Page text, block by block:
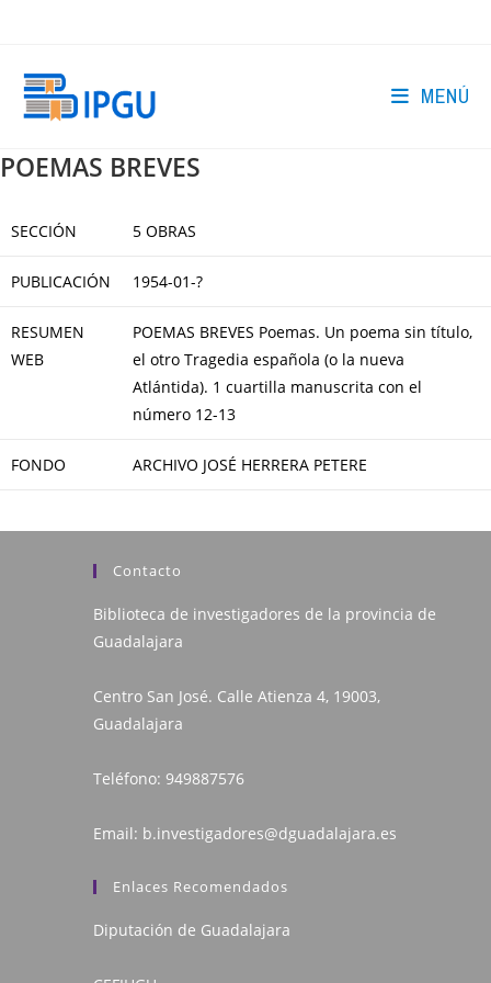
MENÚ
POEMAS BREVES
SECCIÓN 5 OBRAS
PUBLICACIÓN 1954-01-?
RESUMEN
WEB
POEMAS BREVES Poemas. Un poema sin título,
el otro Tragedia española (o la nueva
Atlántida). 1 cuartilla manuscrita con el
número 12-13
FONDO ARCHIVO JOSÉ HERRERA PETERE
Contacto
Biblioteca de investigadores de la provincia de
Guadalajara
Centro San José. Calle Atienza 4, 19003,
Guadalajara
Teléfono: 949887576
Email: b.investigadores@dguadalajara.es
Enlaces Recomendados
Diputación de Guadalajara